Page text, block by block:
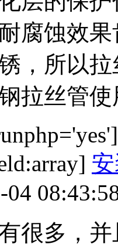
腐蚀效
，所以
拉丝管
04
很多，